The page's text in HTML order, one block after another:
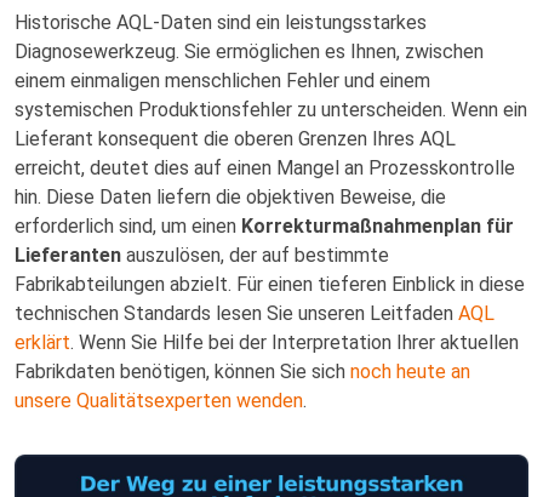
Historische AQL-Daten sind ein leistungsstarkes
Diagnosewerkzeug. Sie ermöglichen es Ihnen, zwischen
einem einmaligen menschlichen Fehler und einem
systemischen Produktionsfehler zu unterscheiden. Wenn ein
Lieferant konsequent die oberen Grenzen Ihres AQL
erreicht, deutet dies auf einen Mangel an Prozesskontrolle
hin. Diese Daten liefern die objektiven Beweise, die
erforderlich sind, um einen Korrekturmaßnahmenplan für
Lieferanten auszulösen, der auf bestimmte
Fabrikabteilungen abzielt. Für einen tieferen Einblick in diese
technischen Standards lesen Sie unseren Leitfaden AQL
erklärt. Wenn Sie Hilfe bei der Interpretation Ihrer aktuellen
Fabrikdaten benötigen, können Sie sich noch heute an
unsere Qualitätsexperten wenden.